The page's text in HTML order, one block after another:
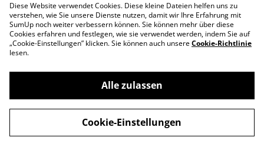
Contact Us
Legal Terms
Privacy Policy
Cookie Policy
©2026Swiss-Edelweiss
powered by
Diese Website verwendet Cookies. Diese kleine Dateien helfen uns zu
verstehen, wie Sie unsere Dienste nutzen, damit wir Ihre Erfahrung mit
SumUp noch weiter verbessern können. Sie können mehr über diese
Cookies erfahren und festlegen, wie sie verwendet werden, indem Sie auf
„Cookie-Einstellungen” klicken. Sie können auch unsereCookie-Richtlinie
lesen.
Alle zulassen
Cookie-Einstellungen